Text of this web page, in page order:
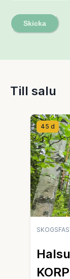
Skicka
Till salu
45 d